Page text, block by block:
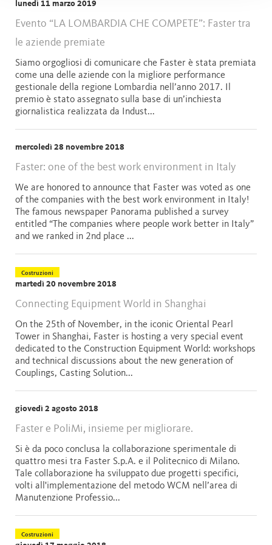
lunedì 11 marzo 2019
Evento “LA LOMBARDIA CHE COMPETE”: Faster tra
le aziende premiate
Siamo orgogliosi di comunicare che Faster è stata premiata
come una delle aziende con la migliore performance
gestionale della regione Lombardia nell’anno 2017. Il
premio è stato assegnato sulla base di un’inchiesta
giornalistica realizzata da Indust...
mercoledì 28 novembre 2018
Faster: one of the best work environment in Italy
We are honored to announce that Faster was voted as one
of the companies with the best work environment in Italy!
The famous newspaper Panorama published a survey
entitled “The companies where people work better in Italy”
and we ranked in 2nd place ...
Costruzioni
martedì 20 novembre 2018
Connecting Equipment World in Shanghai
On the 25th of November, in the iconic Oriental Pearl
Tower in Shanghai, Faster is hosting a very special event
dedicated to the Construction Equipment World: workshops
and technical discussions about the new generation of
Couplings, Casting Solution...
giovedì 2 agosto 2018
Faster e PoliMi, insieme per migliorare.
Si è da poco conclusa la collaborazione sperimentale di
quattro mesi tra Faster S.p.A. e il Politecnico di Milano.
Tale collaborazione ha sviluppato due progetti specifici,
volti all'implementazione del metodo WCM nell’area di
Manutenzione Professio...
Costruzioni